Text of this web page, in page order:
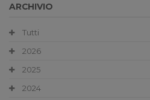
ARCHIVIO
Tutti
2026
2025
2024